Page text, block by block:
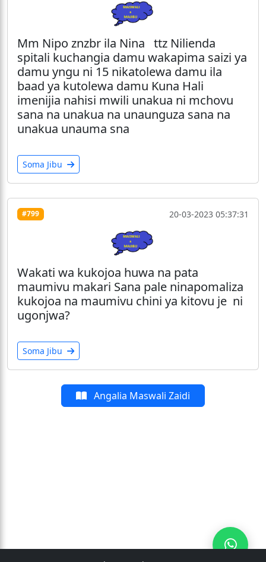
Mm Nipo znzbr ila Nina ttz Nilienda
spitali kuchangia damu wakapima saizi ya
damu yngu ni 15 nikatolewa damu ila
baad ya kutolewa damu Kuna Hali
imenijia nahisi mwili unakua ni mchovu
sana na unakua na unaunguza sana na
unakua unauma sna
Soma Jibu
#799 20-03-2023 05:37:31
Wakati wa kukojoa huwa na pata
maumivu makari Sana pale ninapomaliza
kukojoa na maumivu chini ya kitovu je ni
ugonjwa?
Soma Jibu
Angalia Maswali Zaidi